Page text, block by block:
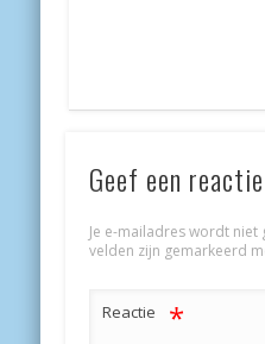
Geef een reactie
Je e-mailadres wordt niet
velden zijn gemarkeerd
Reactie *